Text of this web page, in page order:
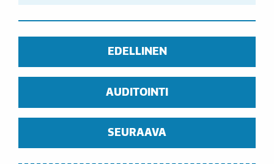
EDELLINEN
AUDITOINTI
SEURAAVA